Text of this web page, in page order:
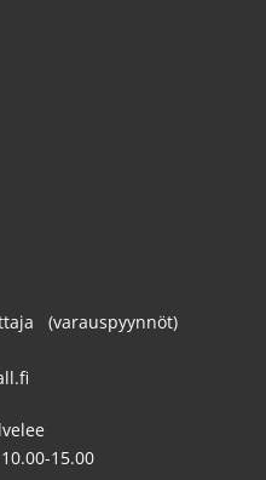
(varauspyynnöt)
15.00